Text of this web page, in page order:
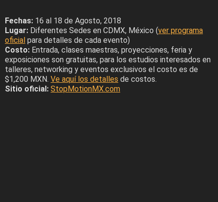
Fechas: 16 al 18 de Agosto, 2018
Lugar: Diferentes Sedes en CDMX, México (ver programa
oficial para detalles de cada evento)
Costo: Entrada, clases maestras, proyecciones, feria y
exposiciones son gratuitas, para los estudios interesados en
talleres, networking y eventos exclusivos el costo es de
$1,200 MXN. Ve aquí los detalles de costos.
Sitio oficial: StopMotionMX.com